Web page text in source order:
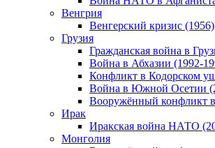
Венгрия
Венгерский кризис (1956)
Грузия
Гражданская война в
Война в Абхазии (1992-
Конфликт в Кодорском
Война в Южной Осетии
Вооружённый конфликт
Ирак
Иракская война НАТО
Монголия